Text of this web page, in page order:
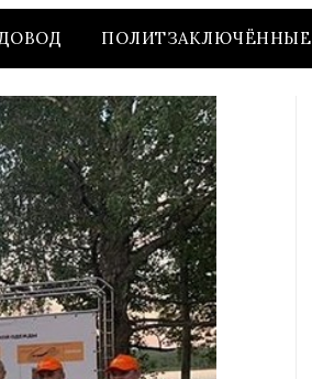
ПОЛИТЗАКЛЮЧЁННЫЕ